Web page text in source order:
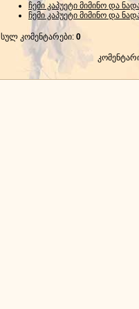
ჩემი კაპუეტი მიმინო და
ჩემი კაპუეტი მიმინო და
სულ კომენტარები: 0